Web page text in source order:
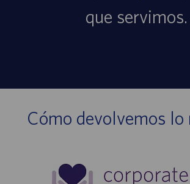
que servimos.
Cómo devolvemos lo